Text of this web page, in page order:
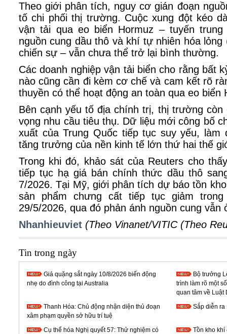
Theo giới phân tích, nguy cơ gián đoạn
tố chi phối thị trường. Cuộc xung đột kéo
vận tải qua eo biển Hormuz – tuyến trung
nguồn cung dầu thô và khí tự nhiên hóa
chiến sự – vẫn chưa thể trở lại bình thường.
Các doanh nghiệp vận tải biển cho rằng bất
nào cũng cần đi kèm cơ chế và cam kết rõ
thuyền có thể hoạt động an toàn qua eo biển
Bên cạnh yếu tố địa chính trị, thị trường
vọng nhu cầu tiêu thụ. Dữ liệu mới công bố
xuất của Trung Quốc tiếp tục suy yếu, làm
tăng trưởng của nền kinh tế lớn thứ hai thế
Trong khi đó, khảo sát của Reuters cho
tiếp tục hạ giá bán chính thức dầu thô
7/2026. Tại Mỹ, giới phân tích dự báo tồn
sản phẩm chưng cất tiếp tục giảm
29/5/2026, qua đó phản ánh nguồn cung
Nhanhieuviet (Theo Vinanet/VITIC (Theo
Tin trong ngày
Giá quặng sắt ngày 10/8/2026 biến động
nhẹ do đình công tại Australia
Bộ trưởng
trình làm rõ một
quan tâm về Luật
Thanh Hóa: Chủ động nhận diện thủ đoạn
xâm phạm quyền sở hữu trí tuệ
Sắp diễn ra
Cụ thể hóa Nghị quyết 57: Thử nghiệm có
Tồn kho khí